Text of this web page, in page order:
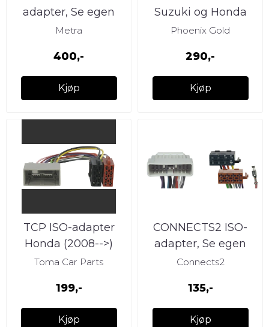
adapter, Se egen
liste Honda (2008 --
Metra
400,-
Kjøp
Suzuki og Honda
Phoenix Gold
290,-
Kjøp
TCP ISO-adapter
Honda (2008-->)
Toma Car Parts
199,-
Kjøp
CONNECTS2 ISO-
adapter, Se egen
liste Honda (1988-
Connects2
135,-
Kjøp